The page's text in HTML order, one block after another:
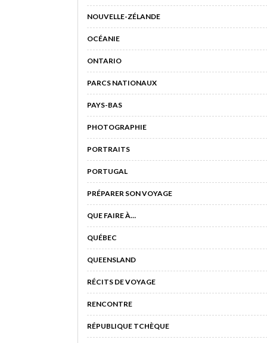
NOUVELLE-ZÉLANDE
OCÉANIE
ONTARIO
PARCS NATIONAUX
PAYS-BAS
PHOTOGRAPHIE
PORTRAITS
PORTUGAL
PRÉPARER SON VOYAGE
QUE FAIRE À…
QUÉBEC
QUEENSLAND
RÉCITS DE VOYAGE
RENCONTRE
RÉPUBLIQUE TCHÈQUE